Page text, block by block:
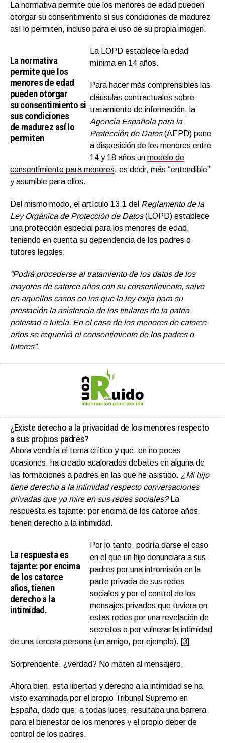
La normativa permite que los menores de edad pueden
otorgar su consentimiento si sus condiciones de madurez
así lo permiten, incluso para el uso de su propia imagen.
La normativa
permite que los
menores de edad
pueden otorgar
su consentimiento si
sus condiciones
de madurez así lo
permiten
La LOPD establece la edad
mínima en 14 años.
Para hacer más comprensibles las
cláusulas contractuales sobre
tratamiento de información, la
Agencia Española para la
Protección de Datos(AEPD) pone
a disposición de los menores entre
14 y 18 años unmodelo de
consentimiento para menores, es decir, más “entendible”
y asumible para ellos.
Del mismo modo, el artículo 13.1 del Reglamento de la
Ley Orgánica de Protección de Datos(LOPD) establece
una protección especial para los menores de edad,
teniendo en cuenta su dependencia de los padres o
tutores legales:
“Podrá procederse al tratamiento de los datos de los
mayores de catorce años con su consentimiento, salvo
en aquellos casos en los que la ley exija para su
prestación la asistencia de los titulares de la patria
potestad o tutela. En el caso de los menores de catorce
años se requerirá el consentimiento de los padres o
tutores”.
¿Existe derecho a la privacidad de los menores respecto
a sus propios padres?
Ahora vendría el tema crítico y que, en no pocas
ocasiones, ha creado acalorados debates en alguna de
las formaciones a padres en las que he asistido. ¿Mi hijo
tiene derecho a la intimidad respecto conversaciones
privadas que yo mire en sus redes sociales?La
respuesta es tajante: por encima de los catorce años,
tienen derecho a la intimidad.
La respuesta es
tajante: por encima
de los catorce
años, tienen
derecho a la
intimidad.
Por lo tanto, podría darse el caso
en el que un hijo denunciara a sus
padres por una intromisión en la
parte privada de sus redes
sociales y por el control de los
mensajes privados que tuviera en
estas redes por una revelación de
secretos o por vulnerar la intimidad
de una tercera persona (un amigo, por ejemplo). [3]
Sorprendente, ¿verdad? No maten al mensajero.
Ahora bien, esta libertad y derecho a la intimidad se ha
visto examinada por el propio Tribunal Supremo en
España, dado que, a todas luces, resultaba una barrera
para el bienestar de los menores y el propio deber de
control de los padres.